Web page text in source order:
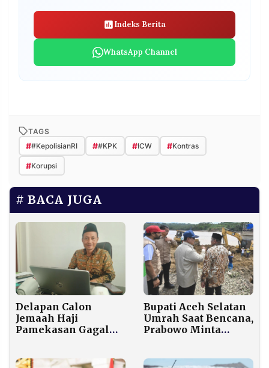
Indeks Berita
WhatsApp Channel
TAGS
##KepolisianRI ##KPK #ICW #Kontras
#Korupsi
BACA JUGA
Delapan Calon
Jemaah Haji
Pamekasan Gagal
BIPIH
Bupati Aceh Selatan
Umrah Saat Bencana,
Prabowo Minta